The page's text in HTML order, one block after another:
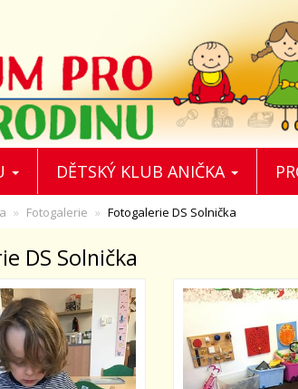
DĚTSKÝ KLUB ANIČKA
Fotogalerie Fotogalerie DS Solnička
DS Solnička